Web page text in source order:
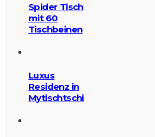
Spider Tisch
mit 60
Tischbeinen
Luxus
Residenz in
Mytischtschi